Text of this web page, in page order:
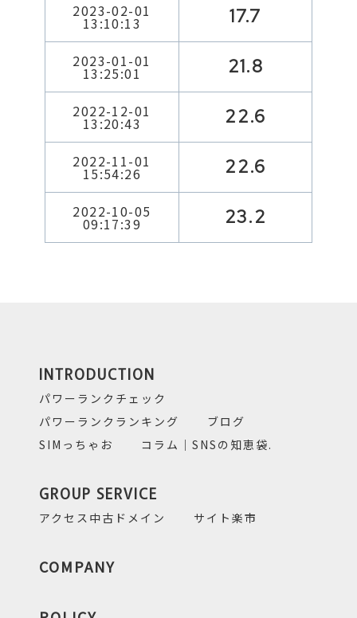
2023-02-01
13:10:13 17.7
2023-01-01
13:25:01 21.8
2022-12-01
13:20:43 22.6
2022-11-01
15:54:26 22.6
2022-10-05
09:17:39 23.2
INTRODUCTION
パワーランクチェック
パワーランクランキング
ブログ
SIMっちゃお
コラム｜SNSの知恵袋.
GROUP SERVICE
アクセス中古ドメイン サイト楽市
COMPANY